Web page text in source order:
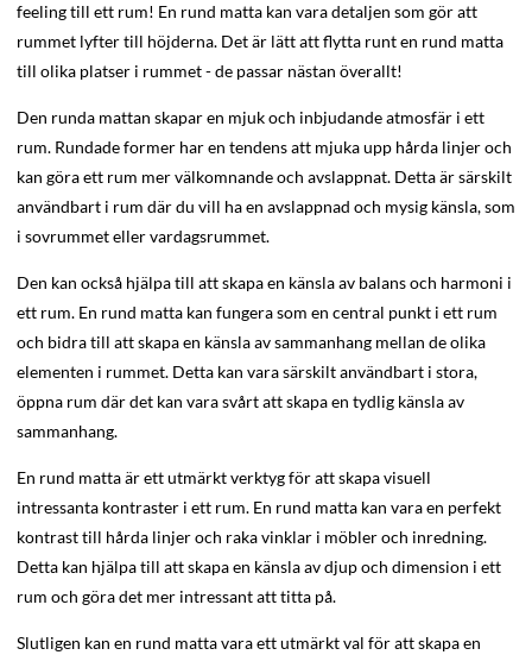
feeling till ett rum! En rund matta kan vara detaljen som gör att
rummet lyfter till höjderna. Det är lätt att flytta runt en rund matta
till olika platser i rummet - de passar nästan överallt!
Den runda mattan skapar en mjuk och inbjudande atmosfär i ett
rum. Rundade former har en tendens att mjuka upp hårda linjer och
kan göra ett rum mer välkomnande och avslappnat. Detta är särskilt
användbart i rum där du vill ha en avslappnad och mysig känsla, som
i sovrummet eller vardagsrummet.
Den kan också hjälpa till att skapa en känsla av balans och harmoni i
ett rum. En rund matta kan fungera som en central punkt i ett rum
och bidra till att skapa en känsla av sammanhang mellan de olika
elementen i rummet. Detta kan vara särskilt användbart i stora,
öppna rum där det kan vara svårt att skapa en tydlig känsla av
sammanhang.
En rund matta är ett utmärkt verktyg för att skapa visuell
intressanta kontraster i ett rum. En rund matta kan vara en perfekt
kontrast till hårda linjer och raka vinklar i möbler och inredning.
Detta kan hjälpa till att skapa en känsla av djup och dimension i ett
rum och göra det mer intressant att titta på.
Slutligen kan en rund matta vara ett utmärkt val för att skapa en